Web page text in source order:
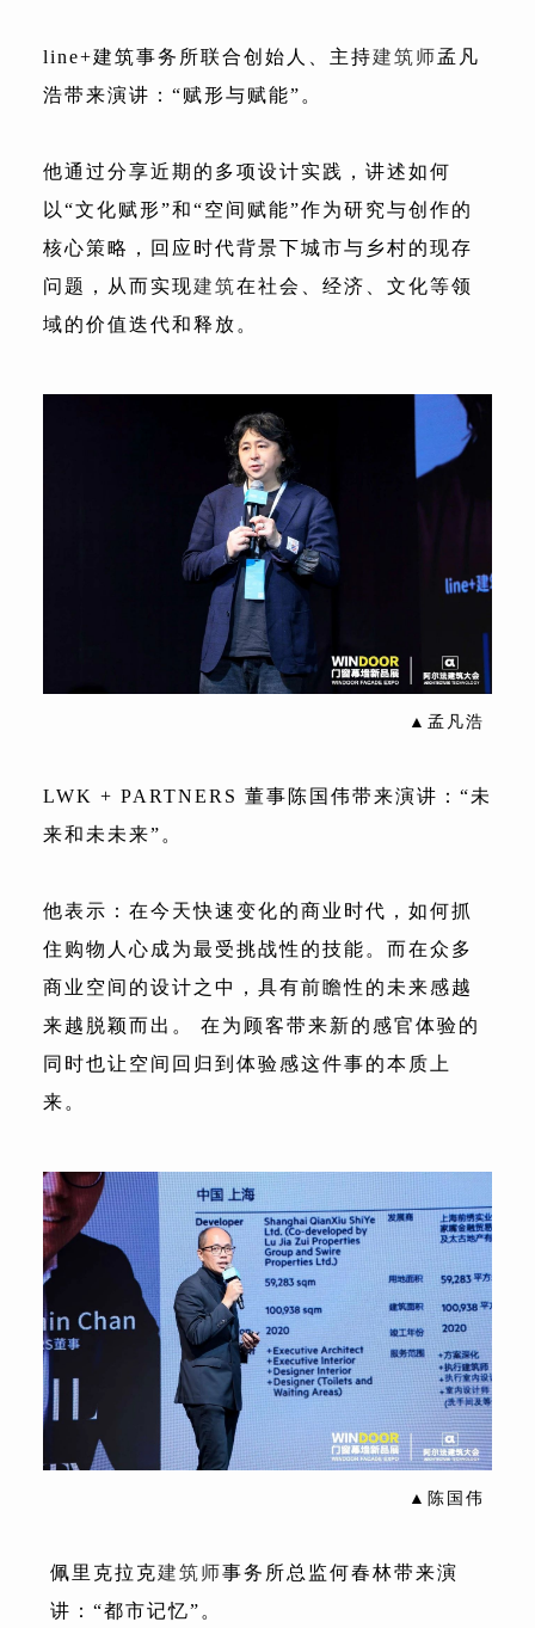
line+建筑事务所联合创始人、主持建筑师孟凡
浩带来演讲：“赋形与赋能”。
他通过分享近期的多项设计实践，讲述如何
以“文化赋形”和“空间赋能”作为研究与创作的
核心策略，回应时代背景下城市与乡村的现存
问题，从而实现建筑在社会、经济、文化等领
域的价值迭代和释放。
▲孟凡浩
LWK + PARTNERS 董事陈国伟带来演讲：“未
来和未未来”。
他表示：在今天快速变化的商业时代，如何抓
住购物人心成为最受挑战性的技能。而在众多
商业空间的设计之中，具有前瞻性的未来感越
来越脱颖而出。 在为顾客带来新的感官体验的
同时也让空间回归到体验感这件事的本质上
来。
▲陈国伟
佩里克拉克建筑师事务所总监何春林带来演
讲：“都市记忆”。